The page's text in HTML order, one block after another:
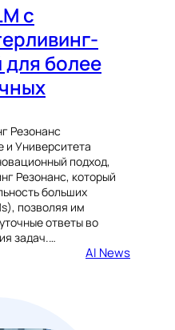
с
более
Резонанс
и Университета
подход,
Резонанс, который
больших
позволяя им
ответы во
задач.…
AI News